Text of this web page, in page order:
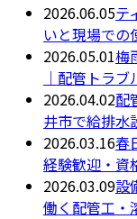
2026.06.05テ
いと現場での
2026.05.01梅
｜配管トラ
2026.04.02配
井市で給排水
2026.03.16春
経験歓迎・資
2026.03.09設
働く配管工・